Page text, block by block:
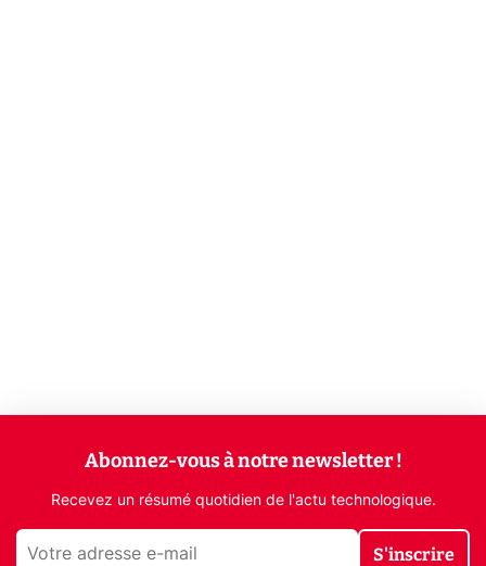
Abonnez-vous à notre newsletter !
Recevez un résumé quotidien de l'actu technologique.
S'inscrire